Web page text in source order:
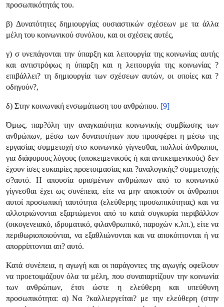
προσωπικότητάς του.
β) Δυνατότητες δημιουργίας ουσιαστικών σχέσεων με τα άλλα
μέλη του κοινωνικού συνόλου, και οι σχέσεις αυτές,
γ) σ υνεπάγονται την ύπαρξη και λειτουργία της κοινωνίας αυτής
και αντιστρόφως η ύπαρξη και η λειτουργία της κοινωνίας ?
επιβάλλει? τη δημιουργία των σχέσεων αυτών, οι οποίες και ?
οδηγούν?,
δ) Στην κοινωνική ενσωμάτωση του ανθρώπου. [9]
Όμως, παρ?όλη την αναγκαιότητα κοινωνικής συμβίωσης των
ανθρώπων, μέσω των δυνατοτήτων που προσφέρει η μέσω της
εργασίας συμμετοχή στο κοινωνικό γίγνεσθαι, πολλοί άνθρωποι,
για διάφορους λόγους (υποκειμενικούς ή και αντικειμενικούς) δεν
έχουν ίσες ευκαιρίες προετοιμασίας και ?αναλογικής? συμμετοχής
σ?αυτό. Η απουσία ορισμένων ανθρώπων από το κοινωνικό
γίγνεσθαι έχει ως συνέπεια, είτε να μην αποκτούν οι άνθρωποι
αυτοί προσωπική ταυτότητα (ελεύθερης προσωπικότητας) και να
αλλοτριώνονται εξαρτώμενοι από το κατά συγκυρία περιβάλλον
(οικογενειακό, ιδρυματικό, φιλανθρωπικό, παροχών κ.λπ.), είτε να
περιθωριοποιούνται, να εξαθλιώνονται και να αποκόπτονται ή να
απορρίπτονται απ? αυτό.
Κατά συνέπεια, η αγωγή και οι παράγοντες της αγωγής οφείλουν
να προετοιμάζουν όλα τα μέλη, που συναπαρτίζουν την κοινωνία
των ανθρώπων, έτσι ώστε η ελεύθερη και υπεύθυνη
προσωπικότητα: α) Να ?καλλιεργείται? με την ελεύθερη (στην